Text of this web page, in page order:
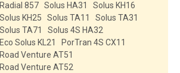
Radial 857 Solus HA31
Solus KH16
Solus KH25
Solus TA11
Solus TA31
Solus TA71
Solus 4S HA32
Eco Solus KL21
PorTran 4S CX11
Road Venture AT51
Road Venture AT52